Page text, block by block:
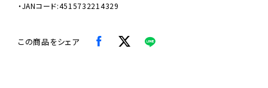
・JANコード:4515732214329
この商品をシェア